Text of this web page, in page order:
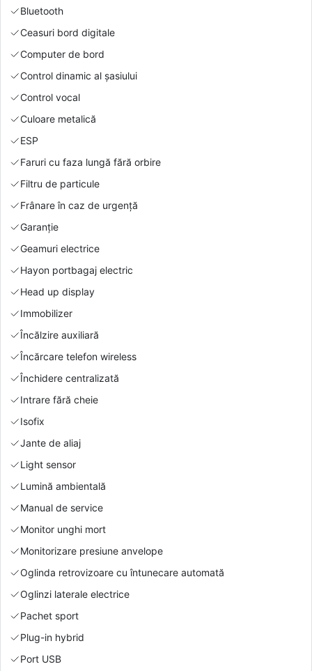
Bluetooth
Ceasuri bord digitale
Computer de bord
Control dinamic al șasiului
Control vocal
Culoare metalică
ESP
Faruri cu faza lungă fără orbire
Filtru de particule
Frânare în caz de urgență
Garanție
Geamuri electrice
Hayon portbagaj electric
Head up display
Immobilizer
Încălzire auxiliară
Încărcare telefon wireless
Închidere centralizată
Intrare fără cheie
Isofix
Jante de aliaj
Light sensor
Lumină ambientală
Manual de service
Monitor unghi mort
Monitorizare presiune anvelope
Oglinda retrovizoare cu întunecare automată
Oglinzi laterale electrice
Pachet sport
Plug-in hybrid
Port USB